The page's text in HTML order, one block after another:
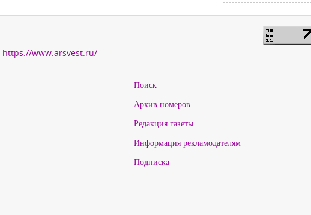
https://www.arsvest.ru/
Поиск
Архив номеров
Редакция газеты
Информация рекламодателям
Подписка